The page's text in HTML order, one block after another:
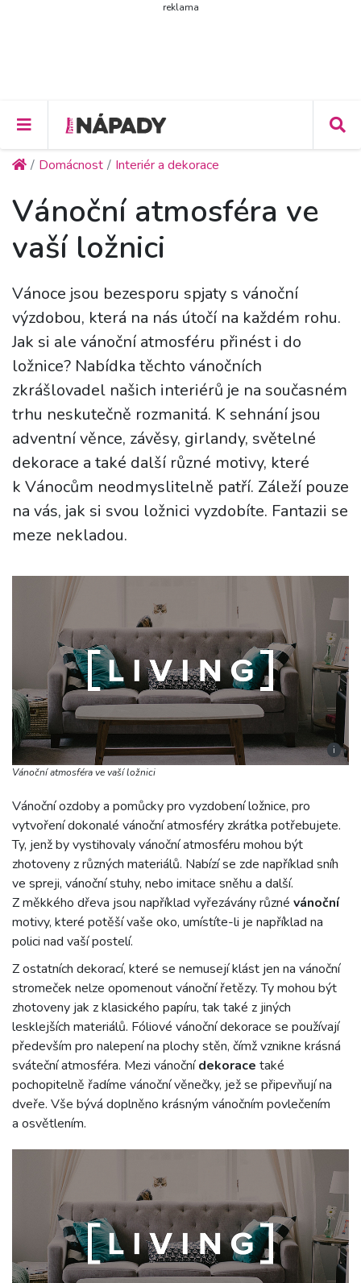
reklama
Domácnost Interiér a dekorace
Vánoční atmosféra ve
vaší ložnici
Vánoce jsou bezesporu spjaty s vánoční
výzdobou, která na nás útočí na každém rohu.
Jak si ale vánoční atmosféru přinést i do
ložnice? Nabídka těchto vánočních
zkrášlovadel našich interiérů je na současném
trhu neskutečně rozmanitá. K sehnání jsou
adventní věnce, závěsy, girlandy, světelné
dekorace a také další různé motivy, které
k Vánocům neodmyslitelně patří. Záleží pouze
na vás, jak si svou ložnici vyzdobíte. Fantazii se
meze nekladou.
i
Vánoční atmosféra ve vaší ložnici
Vánoční ozdoby a pomůcky pro vyzdobení ložnice, pro
vytvoření dokonalé vánoční atmosféry zkrátka potřebujete.
Ty, jenž by vystihovaly vánoční atmosféru mohou být
zhotoveny z různých materiálů. Nabízí se zde například sníh
ve spreji, vánoční stuhy, nebo imitace sněhu a další.
Z měkkého dřeva jsou například vyřezávány různé vánoční
motivy, které potěší vaše oko, umístíte-li je například na
polici nad vaší postelí.
Z ostatních dekorací, které se nemusejí klást jen na vánoční
stromeček nelze opomenout vánoční řetězy. Ty mohou být
zhotoveny jak z klasického papíru, tak také z jiných
lesklejších materiálů. Fóliové vánoční dekorace se používají
především pro nalepení na plochy stěn, čímž vznikne krásná
sváteční atmosféra. Mezi vánočnídekorace také
pochopitelně řadíme vánoční věnečky, jež se připevňují na
dveře. Vše bývá doplněno krásným vánočním povlečením
a osvětlením.